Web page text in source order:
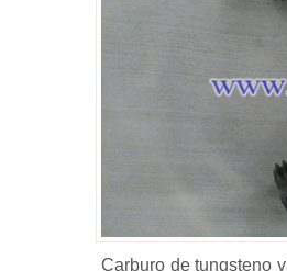
Carburo de tungsteno